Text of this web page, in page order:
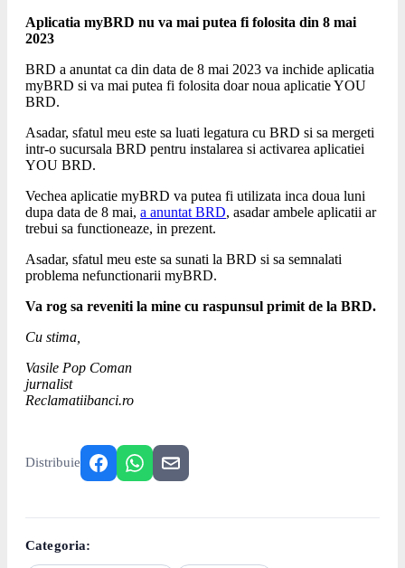
Aplicatia myBRD nu va mai putea fi folosita din 8 mai
2023
BRD a anuntat ca din data de 8 mai 2023 va inchide aplicatia
myBRD si va mai putea fi folosita doar noua aplicatie YOU
BRD.
Asadar, sfatul meu este sa luati legatura cu BRD si sa mergeti
intr-o sucursala BRD pentru instalarea si activarea aplicatiei
YOU BRD.
Vechea aplicatie myBRD va putea fi utilizata inca doua luni
dupa data de 8 mai, a anuntat BRD, asadar ambele aplicatii ar
trebui sa functioneaze, in prezent.
Asadar, sfatul meu este sa sunati la BRD si sa semnalati
problema nefunctionarii myBRD.
Va rog sa reveniti la mine cu raspunsul primit de la BRD.
Cu stima,
Vasile Pop Coman
jurnalist
Reclamatiibanci.ro
Distribuie
Categoria: